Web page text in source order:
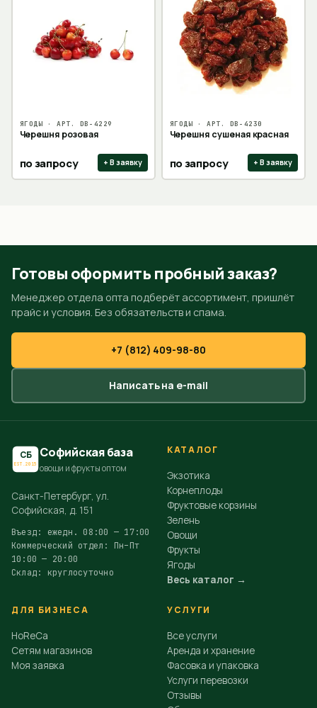
ЯГОДЫ · АРТ. DB-4229
Черешня розовая
по запросу + В заявку
ЯГОДЫ · АРТ. DB-4230
Черешня сушеная красная
по запросу + В заявку
Готовы оформить пробный заказ?
Менеджер отдела опта подберёт ассортимент, пришлёт
прайс и условия. Без обязательств и спама.
+7 (812) 409-98-80
Написать на e-mail
СБ
EST.2015
Софийская база
овощи и фрукты оптом
Санкт-Петербург, ул.
Софийская, д. 151
Въезд: ежедн. 08:00 — 17:00
Коммерческий отдел: Пн–Пт
10:00 — 20:00
Склад: круглосуточно
КАТАЛОГ
Экзотика
Корнеплоды
Фруктовые корзины
Зелень
Овощи
Фрукты
Ягоды
Весь каталог →
ДЛЯ БИЗНЕСА
HoReCa
Сетям магазинов
Моя заявка
УСЛУГИ
Все услуги
Аренда и хранение
Фасовка и упаковка
Услуги перевозки
Отзывы